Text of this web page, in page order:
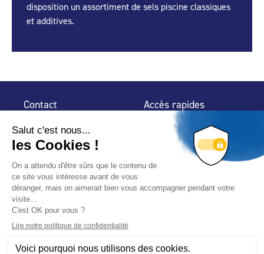
disposition un assortiment de sels piscine classiques
et additives.
Contact
32 rue de Mogador
75 009 Paris
Accès rapides
Espace Presse
Trouver un
professionnel
Nous suivre